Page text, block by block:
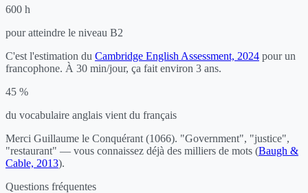
600 h
pour atteindre le niveau B2
C'est l'estimation du Cambridge English Assessment, 2024 pour un
francophone. À 30 min/jour, ça fait environ 3 ans.
45 %
du vocabulaire anglais vient du français
Merci Guillaume le Conquérant (1066). "Government", "justice",
"restaurant" — vous connaissez déjà des milliers de mots (Baugh &
Cable, 2013).
Questions fréquentes